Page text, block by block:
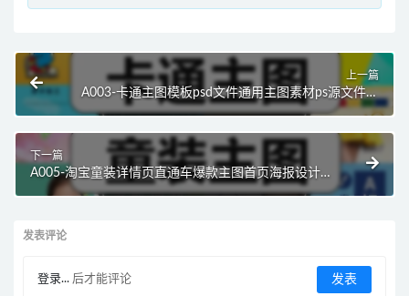
上一篇
A003-卡通主图模板psd文件通用主图素材ps源文件工
程天猫淘宝商品图
下一篇
A005-淘宝童装详情页直通车爆款主图首页海报设计模
板PSD分层素材合集
发表评论
登录... 后才能评论